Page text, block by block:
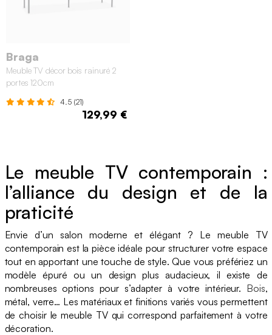
Braga
Meuble TV décor bois rainuré 2
portes 120cm
4.5 (21)
129,99 €
Le meuble TV contemporain :
l’alliance du design et de la
praticité
Envie d’un salon moderne et élégant ? Le meuble TV
contemporain est la pièce idéale pour structurer votre espace
tout en apportant une touche de style. Que vous préfériez un
modèle épuré ou un design plus audacieux, il existe de
nombreuses options pour s’adapter à votre intérieur. Bois,
métal, verre… Les matériaux et finitions variés vous permettent
de choisir le meuble TV qui correspond parfaitement à votre
décoration.